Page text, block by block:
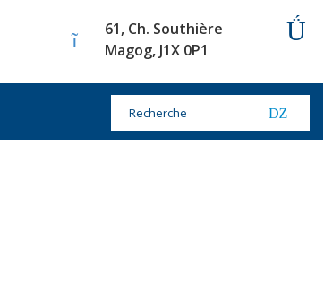
61, Ch. Southière
Magog, J1X 0P1